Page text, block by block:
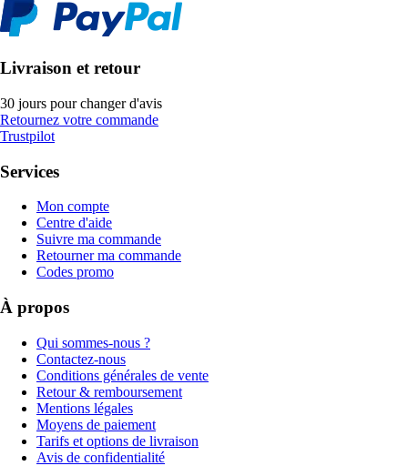
Livraison et retour
30 jours pour changer d'avis
Retournez votre commande
Trustpilot
Services
Mon compte
Centre d'aide
Suivre ma commande
Retourner ma commande
Codes promo
À propos
Qui sommes-nous ?
Contactez-nous
Conditions générales de vente
Retour & remboursement
Mentions légales
Moyens de paiement
Tarifs et options de livraison
Avis de confidentialité